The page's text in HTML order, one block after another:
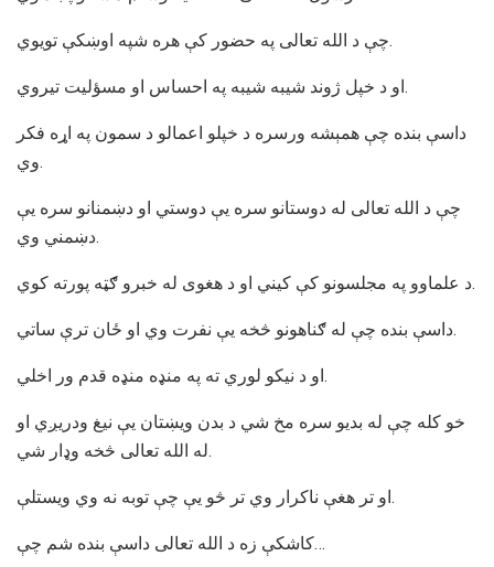
چې د الله تعالی په حضور کې هره شپه اوښکې تويوي.
او د خپل ژوند شيبه شيبه په احساس او مسؤليت تيروي.
داسې بنده چې همېشه ورسره د خپلو اعمالو د سمون په اړه فکر
وي.
چې د الله تعالی له دوستانو سره يې دوستي او دښمنانو سره يې
دښمني وي.
د علماوو په مجلسونو کې کيني او د هغوی له خبرو ګټه پورته کوي.
داسې بنده چې له ګناهونو څخه يې نفرت وي او ځان ترې ساتي.
او د نيکو لوري ته په منډه منډه قدم ور اخلي.
خو کله چې له بديو سره مخ شي د بدن ويښتان يې نيغ ودريږي او
له الله تعالی څخه وډار شي.
او تر هغې ناکرار وي تر څو يې چې توبه نه وي ويستلې.
کاشکې زه د الله تعالی داسې بنده شم چې…